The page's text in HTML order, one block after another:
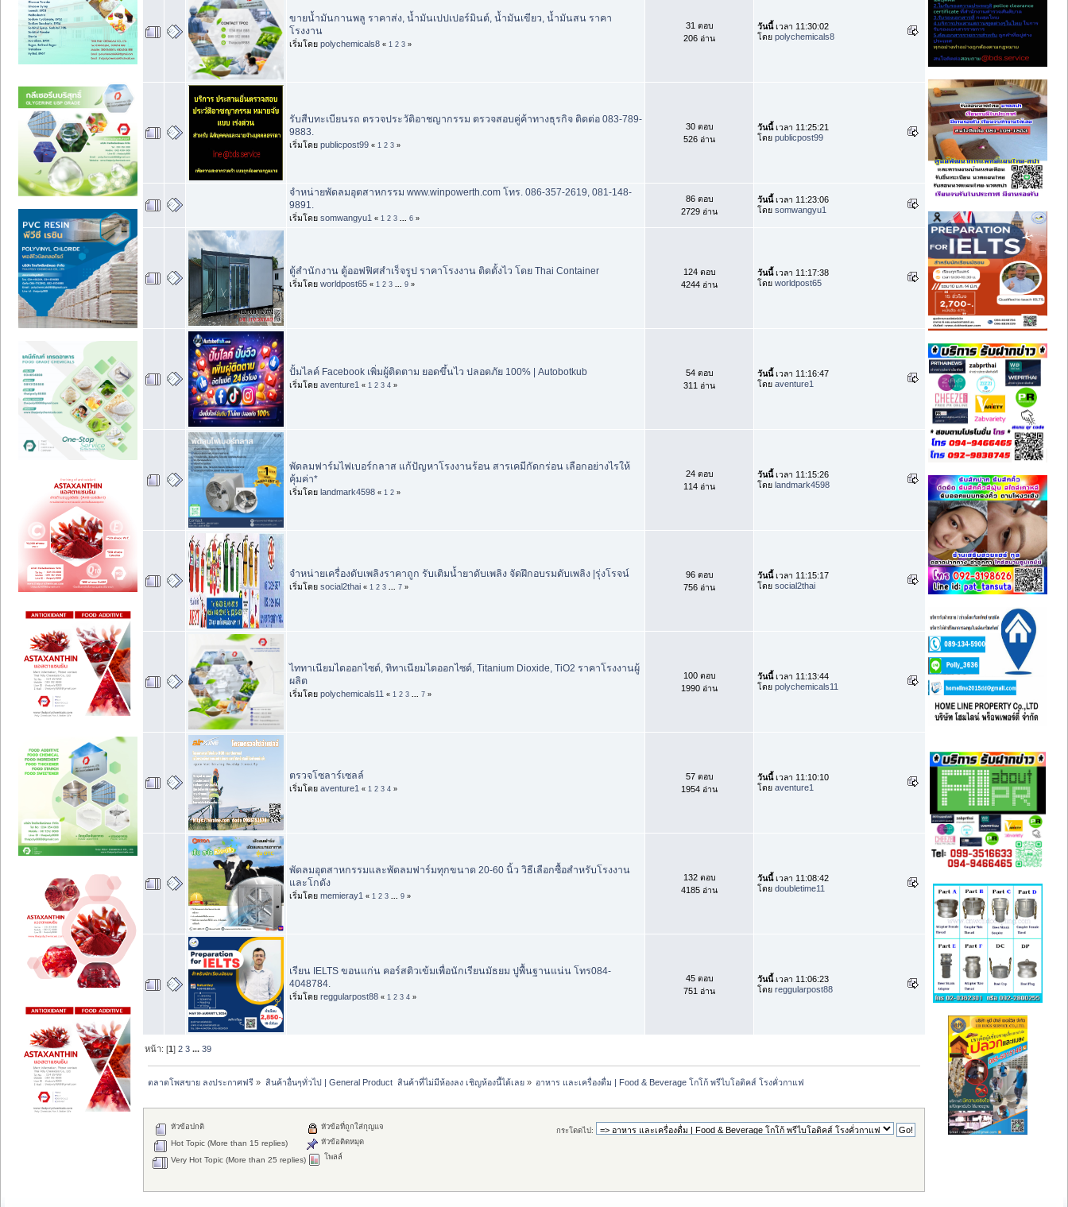
ขายน้ำมันกานพลู ราคาส่ง, น้ำมันเปปเปอร์มินต์, น้ำมันเขียว, น้ำมันสน ราคา
โรงงาน
เริ่มโดย polychemicals8 « 1 2 3 »
31 ตอบ
206 อ่าน
วันนี้เวลา 11:30:02
โดย polychemicals8
รับสืบทะเบียนรถ ตรวจประวัติอาชญากรรม ตรวจสอบคู่ค้าทางธุรกิจ ติดต่อ 083-789-
9883.
เริ่มโดย publicpost99 « 1 2 3 »
30 ตอบ
526 อ่าน
วันนี้เวลา 11:25:21
โดย publicpost99
จำหน่ายพัดลมอุตสาหกรรม www.winpowerth.com โทร. 086-357-2619, 081-148-
9891.
เริ่มโดย somwangyu1 « 1 2 3 6 »
86 ตอบ
2729 อ่าน
วันนี้เวลา 11:23:06
โดย somwangyu1
ตู้สำนักงาน ตู้ออฟฟิศสำเร็จรูป ราคาโรงงาน ติดตั้งไว โดย Thai Container
เริ่มโดย worldpost65 « 1 2 3 9 »
124 ตอบ
4244 อ่าน
วันนี้เวลา 11:17:38
โดย worldpost65
ปั้มไลค์ Facebook เพิ่มผู้ติดตาม ยอดขึ้นไว ปลอดภัย 100% | Autobotkub
เริ่มโดย aventure1 « 1 2 3 4 »
54 ตอบ
311 อ่าน
วันนี้เวลา 11:16:47
โดย aventure1
พัดลมฟาร์มไฟเบอร์กลาส แก้ปัญหาโรงงานร้อน สารเคมีกัดกร่อน เลือกอย่างไรให้
คุ้มค่า*
เริ่มโดย landmark4598 « 1 2 »
24 ตอบ
114 อ่าน
วันนี้เวลา 11:15:26
โดย landmark4598
จำหน่ายเครื่องดับเพลิงราคาถูก รับเติมน้ำยาดับเพลิง จัดฝึกอบรมดับเพลิง |รุ่งโรจน์
เริ่มโดย social2thai « 1 2 3 7 »
96 ตอบ
756 อ่าน
วันนี้เวลา 11:15:17
โดย social2thai
ไททาเนียมไดออกไซด์, ทิทาเนียมไดออกไซด์, Titanium Dioxide, TiO2 ราคาโรงงานผู้
ผลิต
เริ่มโดย polychemicals11 « 1 2 3 7 »
100 ตอบ
1990 อ่าน
วันนี้เวลา 11:13:44
โดย polychemicals11
ตรวจโซลาร์เซลล์
เริ่มโดย aventure1 « 1 2 3 4 »
57 ตอบ
1954 อ่าน
วันนี้เวลา 11:10:10
โดย aventure1
พัดลมอุตสาหกรรมและพัดลมฟาร์มทุกขนาด 20-60 นิ้ว วิธีเลือกซื้อสำหรับโรงงาน
และโกดัง
เริ่มโดย memieray1 « 1 2 3 9 »
132 ตอบ
4185 อ่าน
วันนี้เวลา 11:08:42
โดย doubletime11
เรียน IELTS ขอนแก่น คอร์สติวเข้มเพื่อนักเรียนมัธยม ปูพื้นฐานแน่น โทร084-
4048784.
เริ่มโดย reggularpost88 « 1 2 3 4 »
45 ตอบ
751 อ่าน
วันนี้เวลา 11:06:23
โดย reggularpost88
หน้า: [1]2 3 ...39
ตลาดโพสขาย ลงประกาศฟรี » สินค้าอื่นๆทั่วไป | General Product  สินค้าที่ไม่มีห้องลง เชิญห้องนี้ได้เลย» อาหาร และเครื่องดื่ม | Food & Beverage โกโก้ พรีไบโอติคส์ โรงคั่วกาแฟ
กระโดดไป:
หัวข้อปกติ
Hot Topic (More than 15 replies)
Very Hot Topic (More than 25 replies)
หัวข้อที่ถูกใส่กุญแจ
หัวข้อติดหมุด
โพลล์